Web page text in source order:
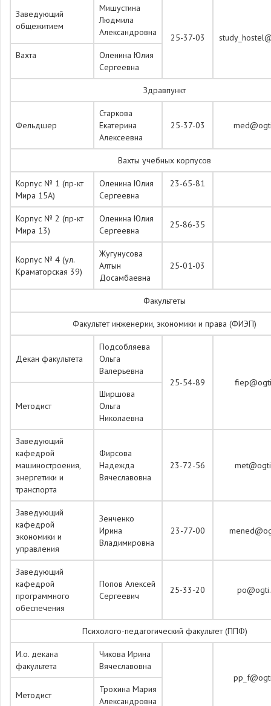
Заведующий
общежитием
Мишустина
Людмила
Александровна
25-37-03
Вахта
Оленина Юлия
Сергеевна
Здравпункт
Фельдшер
Старкова
Екатерина
Алексеевна
25-37-03
Вахты учебных корпусов
Корпус № 1 (пр-кт
Мира 15А)
Оленина Юлия
Сергеевна
23-65-81
Корпус № 2 (пр-кт
Мира 13)
Оленина Юлия
Сергеевна
25-86-35
Корпус № 4 (ул.
Краматорская 39)
Жугунусова
Алтын
Досамбаевна
25-01-03
Факультеты
Факультет инженерии, экономики и права (ФИЭП)
Декан факультета
Подсобляева
Ольга
Валерьевна
25-54-89
Методист
Ширшова
Ольга
Николаевна
Заведующий
кафедрой
машиностроения,
энергетики и
транспорта
Фирсова
Надежда
Вячеславовна
23-72-56
Заведующий
кафедрой
экономики и
управления
Зенченко
Ирина
Владимировна
23-77-00
Заведующий
кафедрой
программного
обеспечения
Попов Алексей
Сергеевич
25-33-20
Психолого-педагогический факультет (ППФ)
И.о. декана
факультета
Чикова Ирина
Вячеславовна
Методист
Трохина Мария
Александровна